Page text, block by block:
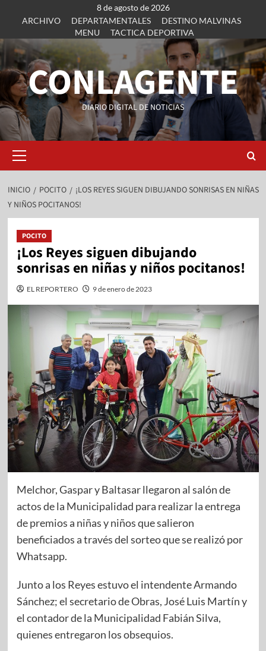
8 de agosto de 2026
ARCHIVO
DEPARTAMENTALES
DESTINO MALVINAS
MENU
TACTICA DEPORTIVA
CONLAGENTE
DIARIO DIGITAL DE NOTICIAS
INICIO POCITO
¡LOS REYES SIGUEN DIBUJANDO SONRISAS EN NIÑAS
Y NIÑOS POCITANOS!
POCITO
¡Los Reyes siguen dibujando
sonrisas en niñas y niños pocitanos!
EL REPORTERO 9 de enero de 2023
Melchor, Gaspar y Baltasar llegaron al salón de
actos de la Municipalidad para realizar la entrega
de premios a niñas y niños que salieron
beneficiados a través del sorteo que se realizó por
Whatsapp.
Junto a los Reyes estuvo el intendente Armando
Sánchez; el secretario de Obras, José Luis Martín y
el contador de la Municipalidad Fabián Silva,
quienes entregaron los obsequios.